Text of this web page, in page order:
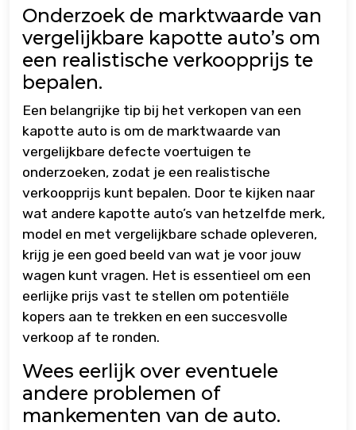
Onderzoek de marktwaarde van
vergelijkbare kapotte auto’s om
een realistische verkoopprijs te
bepalen.
Een belangrijke tip bij het verkopen van een
kapotte auto is om de marktwaarde van
vergelijkbare defecte voertuigen te
onderzoeken, zodat je een realistische
verkoopprijs kunt bepalen. Door te kijken naar
wat andere kapotte auto’s van hetzelfde merk,
model en met vergelijkbare schade opleveren,
krijg je een goed beeld van wat je voor jouw
wagen kunt vragen. Het is essentieel om een
eerlijke prijs vast te stellen om potentiële
kopers aan te trekken en een succesvolle
verkoop af te ronden.
Wees eerlijk over eventuele
andere problemen of
mankementen van de auto.